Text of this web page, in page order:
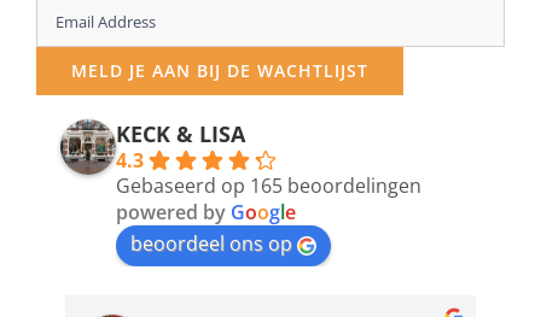
Enter
your
email
address
MELD JE AAN BIJ DE WACHTLIJST
KECK & LISA
4.3
Gebaseerd op 165 beoordelingen
powered by Google
beoordeel ons op